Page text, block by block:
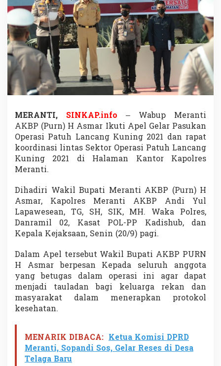
A
s
m
a
r
I
k
u
A
l
G
e
l
a
r
s
u
k
a
n
e
r
a
s
i
P
L
a
MERANTI, SINKAP.info – Wabup Meranti
AKBP (Purn) H Asmar Ikuti Apel Gelar Pasukan
Operasi Patuh Lancang Kuning 2021 dan rapat
koordinasi lintas Sektor Operasi Patuh Lancang
Kuning 2021 di Halaman Kantor Kapolres
Meranti.
Dihadiri Wakil Bupati Meranti AKBP (Purn) H
Asmar, Kapolres Meranti AKBP Andi Yul
Lapawesean, TG, SH, SIK, MH. Waka Polres,
Danramil 02, Kasat POL-PP Kadishub, dan
Kepala Kejaksaan, Senin (20/9) pagi.
Dalam Apel tersebut Wakil Bupati AKBP PURN
H Asmar berpesan Kepada seluruh anggota
yang betugas dalam operasi ini agar dapat
menjadi tauladan bagi keluarga rekan dan
masyarakat dalam menerapkan protokol
kesehatan.
MENARIK DIBACA: Ketua Komisi DPRD
Meranti, Sopandi Sos, Gelar Reses di Desa
Telaga Baru